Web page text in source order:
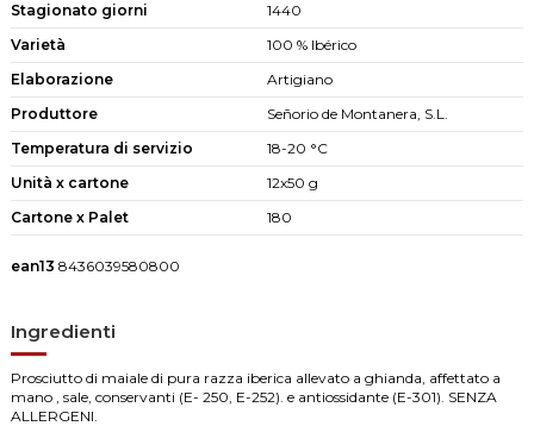
Stagionato giorni
1440
Varietà
100 % Ibérico
Elaborazione
Artigiano
Produttore
Señorio de Montanera, S.L.
Temperatura di servizio
18-20 °C
Unità x cartone
12x50 g
Cartone x Palet
180
ean13 8436039580800
Ingredienti
Prosciutto di maiale di pura razza iberica allevato a ghianda, affettato a
mano , sale, conservanti (E- 250, E-252). e antiossidante (E-301). SENZA
ALLERGENI.